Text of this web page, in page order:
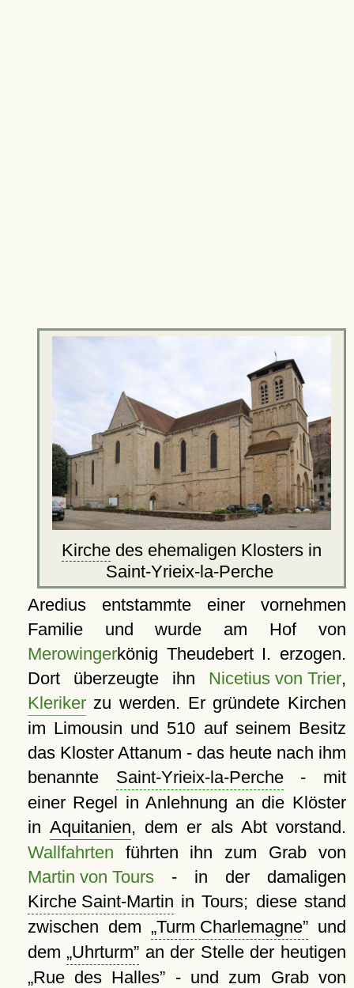
Kirche des ehemaligen Klosters in
Saint-Yrieix-la-Perche
Aredius entstammte einer vornehmen
Familie und wurde am Hof von
Merowingerkönig Theudebert I. erzogen.
Dort überzeugte ihn Nicetius von Trier,
Klerikerzu werden. Er gründete Kirchen
im Limousin und 510 auf seinem Besitz
das Kloster Attanum - das heute nach ihm
benannte Saint-Yrieix-la-Perche- mit
einer Regel in Anlehnung an die Klöster
inAquitanien, dem er als Abt vorstand.
Wallfahrten führten ihn zum Grab von
Martin von Tours- in der damaligen
Kirche Saint-Martin in Tours; diese stand
zwischen dem
Turm Charlemagne und
dem Uhrturm
an der Stelle der heutigen
Rue des Halles
- und zum Grab von